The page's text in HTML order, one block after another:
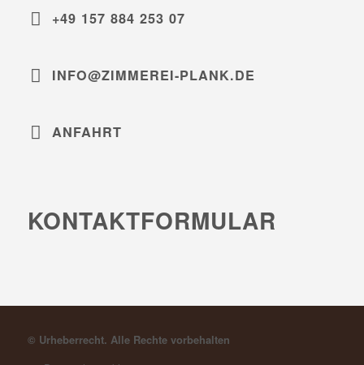
+49 157 884 253 07
INFO@ZIMMEREI-PLANK.DE
ANFAHRT
KONTAKTFORMULAR
© Urheberrecht. Alle Rechte vorbehalten